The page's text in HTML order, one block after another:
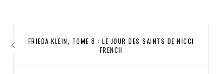
FRIEDA KLEIN, TOME 8 : LE JOUR DES SAINTS DE NICCI
FRENCH